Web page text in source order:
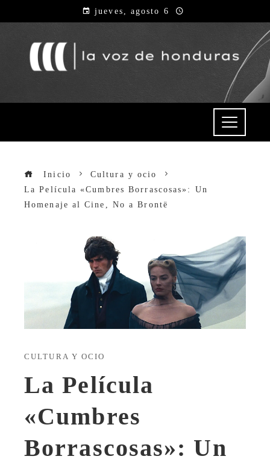
jueves, agosto 6
Inicio
Cultura y ocio
La Película «Cumbres Borrascosas»: Un
Homenaje al Cine, No a Brontë
CULTURA Y OCIO
La Película
«Cumbres
Borrascosas»: Un